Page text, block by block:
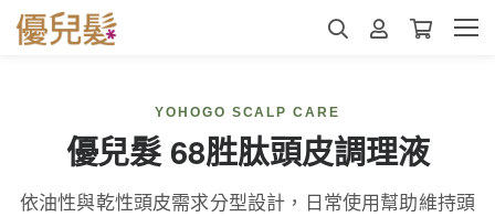
YOHOGO SCALP CARE
優兒髮 68胜肽頭皮調理液
依油性與乾性頭皮需求分型設計，日常使用幫助維持頭